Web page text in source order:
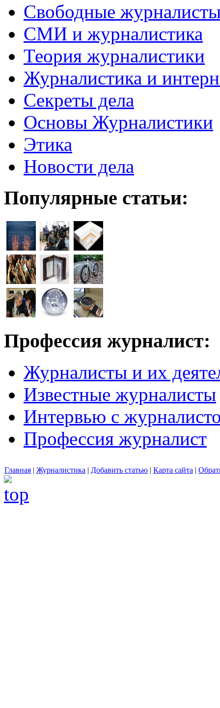
Свободные
СМИ и журналистика
Теория журналистики
Журналистика и
Секреты дела
Основы Журналистики
Этика
Новости дела
Популярные статьи:
Профессия журналист:
Журналисты и их
Известные журналисты
Интервью с
Профессия журналист
Главная | Журналистика | Добавить статью | Карта сайта |